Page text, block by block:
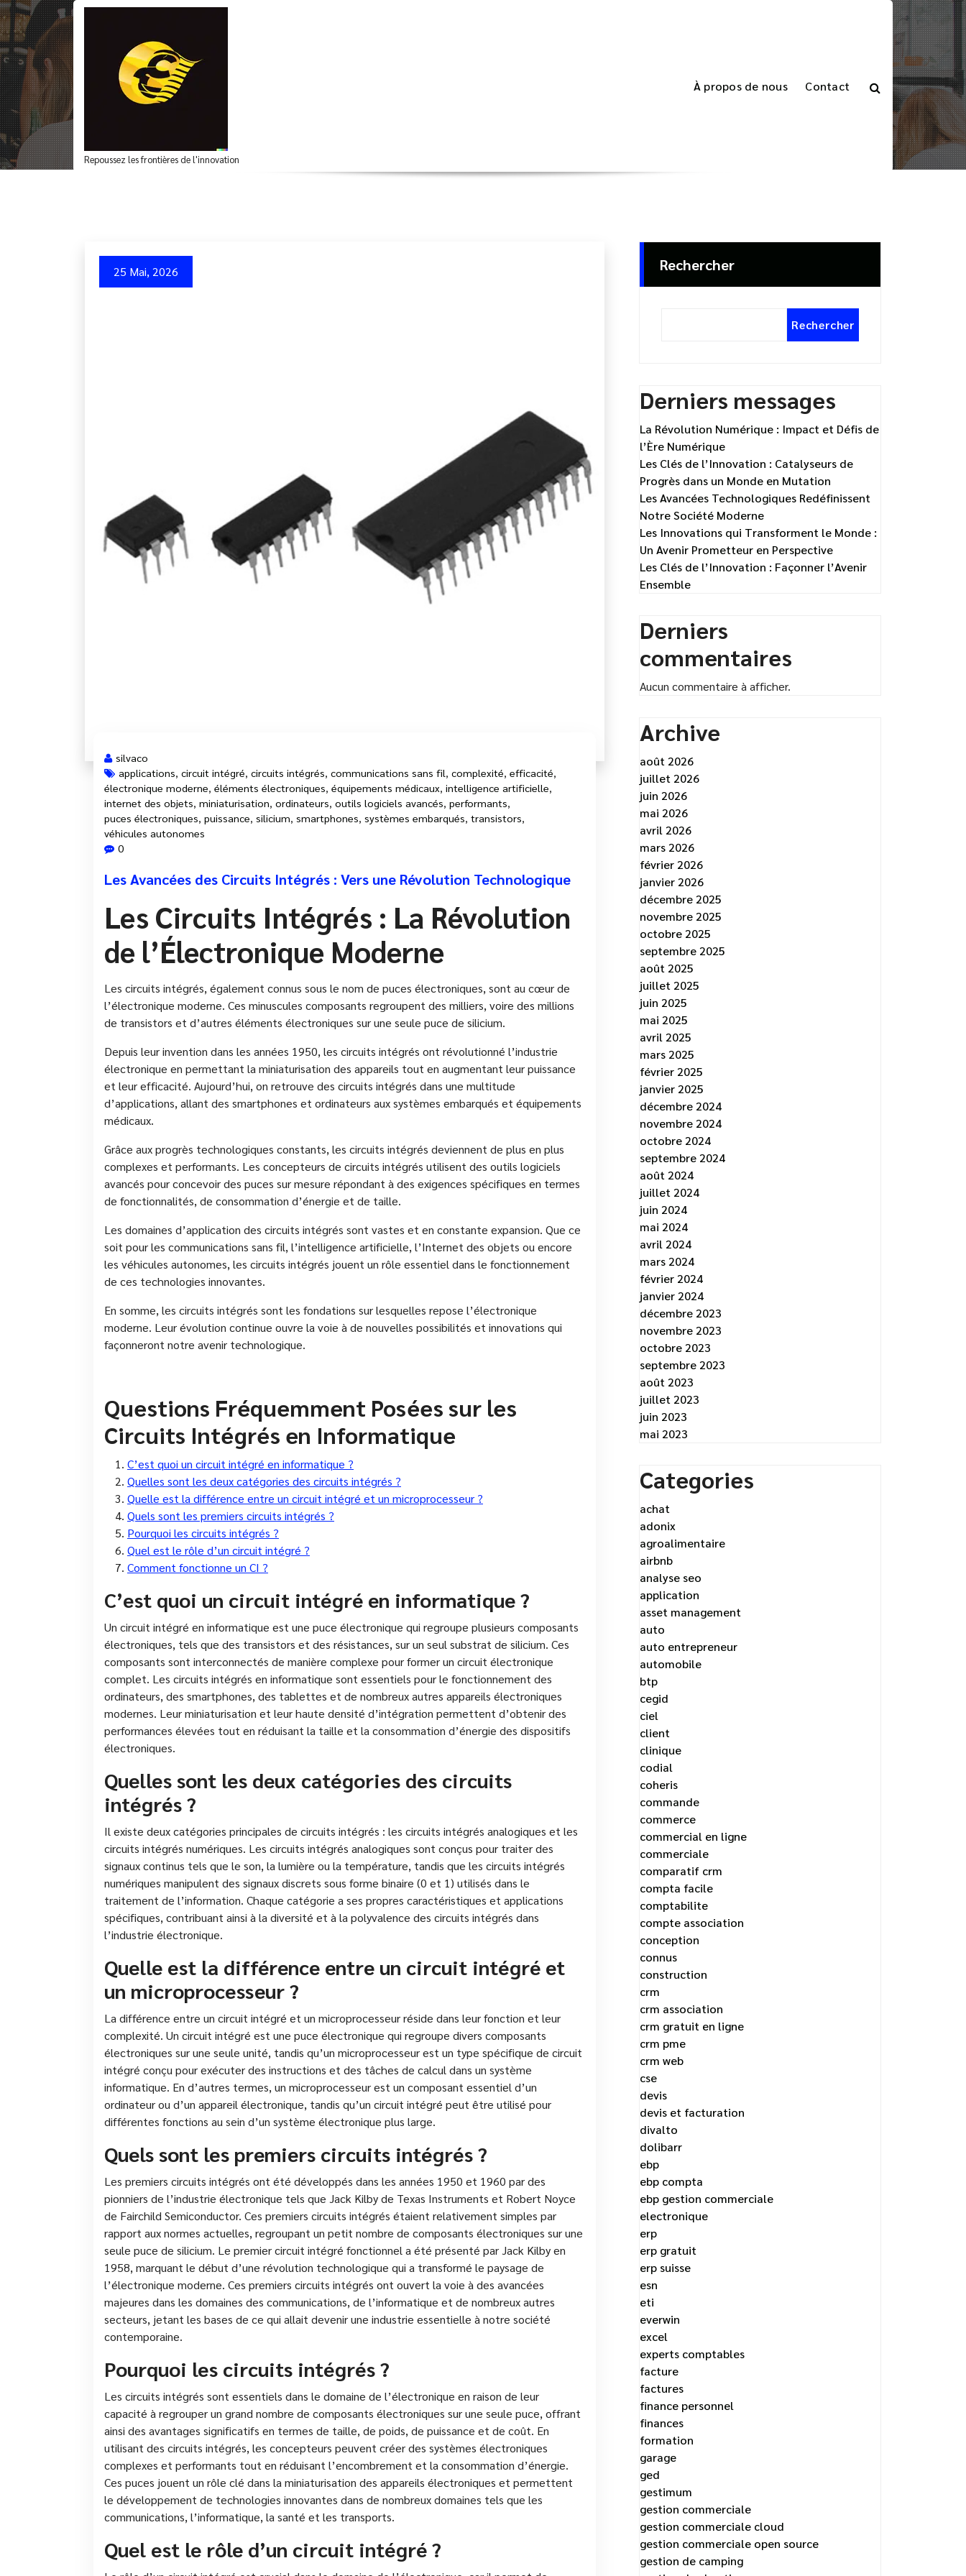
Aller
au
contenu
Repoussez les frontières de l'innovation
À propos de nous Contact
25 Mai, 2026
silvaco
applications, circuit intégré, circuits intégrés, communications sans fil, complexité, efficacité,
électronique moderne, éléments électroniques, équipements médicaux, intelligence artificielle,
internet des objets, miniaturisation, ordinateurs, outils logiciels avancés, performants,
puces électroniques, puissance, silicium, smartphones, systèmes embarqués, transistors,
véhicules autonomes
0
Les Avancées des Circuits Intégrés : Vers une Révolution Technologique
Les Circuits Intégrés : La Révolution
de l’Électronique Moderne
Les circuits intégrés, également connus sous le nom de puces électroniques, sont au cœur de
l’électronique moderne. Ces minuscules composants regroupent des milliers, voire des millions
de transistors et d’autres éléments électroniques sur une seule puce de silicium.
Depuis leur invention dans les années 1950, les circuits intégrés ont révolutionné l’industrie
électronique en permettant la miniaturisation des appareils tout en augmentant leur puissance
et leur efficacité. Aujourd’hui, on retrouve des circuits intégrés dans une multitude
d’applications, allant des smartphones et ordinateurs aux systèmes embarqués et équipements
médicaux.
Grâce aux progrès technologiques constants, les circuits intégrés deviennent de plus en plus
complexes et performants. Les concepteurs de circuits intégrés utilisent des outils logiciels
avancés pour concevoir des puces sur mesure répondant à des exigences spécifiques en termes
de fonctionnalités, de consommation d’énergie et de taille.
Les domaines d’application des circuits intégrés sont vastes et en constante expansion. Que ce
soit pour les communications sans fil, l’intelligence artificielle, l’Internet des objets ou encore
les véhicules autonomes, les circuits intégrés jouent un rôle essentiel dans le fonctionnement
de ces technologies innovantes.
En somme, les circuits intégrés sont les fondations sur lesquelles repose l’électronique
moderne. Leur évolution continue ouvre la voie à de nouvelles possibilités et innovations qui
façonneront notre avenir technologique.
Questions Fréquemment Posées sur les
Circuits Intégrés en Informatique
C’est quoi un circuit intégré en informatique ?
Quelles sont les deux catégories des circuits intégrés ?
Quelle est la différence entre un circuit intégré et un microprocesseur ?
Quels sont les premiers circuits intégrés ?
Pourquoi les circuits intégrés ?
Quel est le rôle d’un circuit intégré ?
Comment fonctionne un CI ?
C’est quoi un circuit intégré en informatique ?
Un circuit intégré en informatique est une puce électronique qui regroupe plusieurs composants
électroniques, tels que des transistors et des résistances, sur un seul substrat de silicium. Ces
composants sont interconnectés de manière complexe pour former un circuit électronique
complet. Les circuits intégrés en informatique sont essentiels pour le fonctionnement des
ordinateurs, des smartphones, des tablettes et de nombreux autres appareils électroniques
modernes. Leur miniaturisation et leur haute densité d’intégration permettent d’obtenir des
performances élevées tout en réduisant la taille et la consommation d’énergie des dispositifs
électroniques.
Quelles sont les deux catégories des circuits
intégrés ?
Il existe deux catégories principales de circuits intégrés : les circuits intégrés analogiques et les
circuits intégrés numériques. Les circuits intégrés analogiques sont conçus pour traiter des
signaux continus tels que le son, la lumière ou la température, tandis que les circuits intégrés
numériques manipulent des signaux discrets sous forme binaire (0 et 1) utilisés dans le
traitement de l’information. Chaque catégorie a ses propres caractéristiques et applications
spécifiques, contribuant ainsi à la diversité et à la polyvalence des circuits intégrés dans
l’industrie électronique.
Quelle est la différence entre un circuit intégré et
un microprocesseur ?
La différence entre un circuit intégré et un microprocesseur réside dans leur fonction et leur
complexité. Un circuit intégré est une puce électronique qui regroupe divers composants
électroniques sur une seule unité, tandis qu’un microprocesseur est un type spécifique de circuit
intégré conçu pour exécuter des instructions et des tâches de calcul dans un système
informatique. En d’autres termes, un microprocesseur est un composant essentiel d’un
ordinateur ou d’un appareil électronique, tandis qu’un circuit intégré peut être utilisé pour
différentes fonctions au sein d’un système électronique plus large.
Quels sont les premiers circuits intégrés ?
Les premiers circuits intégrés ont été développés dans les années 1950 et 1960 par des
pionniers de l’industrie électronique tels que Jack Kilby de Texas Instruments et Robert Noyce
de Fairchild Semiconductor. Ces premiers circuits intégrés étaient relativement simples par
rapport aux normes actuelles, regroupant un petit nombre de composants électroniques sur une
seule puce de silicium. Le premier circuit intégré fonctionnel a été présenté par Jack Kilby en
1958, marquant le début d’une révolution technologique qui a transformé le paysage de
l’électronique moderne. Ces premiers circuits intégrés ont ouvert la voie à des avancées
majeures dans les domaines des communications, de l’informatique et de nombreux autres
secteurs, jetant les bases de ce qui allait devenir une industrie essentielle à notre société
contemporaine.
Pourquoi les circuits intégrés ?
Les circuits intégrés sont essentiels dans le domaine de l’électronique en raison de leur
capacité à regrouper un grand nombre de composants électroniques sur une seule puce, offrant
ainsi des avantages significatifs en termes de taille, de poids, de puissance et de coût. En
utilisant des circuits intégrés, les concepteurs peuvent créer des systèmes électroniques
complexes et performants tout en réduisant l’encombrement et la consommation d’énergie.
Ces puces jouent un rôle clé dans la miniaturisation des appareils électroniques et permettent
le développement de technologies innovantes dans de nombreux domaines tels que les
communications, l’informatique, la santé et les transports.
Quel est le rôle d’un circuit intégré ?
Rechercher
Rechercher
Derniers messages
La Révolution Numérique : Impact et Défis de
l’Ère Numérique
Les Clés de l’Innovation : Catalyseurs de
Progrès dans un Monde en Mutation
Les Avancées Technologiques Redéfinissent
Notre Société Moderne
Les Innovations qui Transforment le Monde :
Un Avenir Prometteur en Perspective
Les Clés de l’Innovation : Façonner l’Avenir
Ensemble
Derniers
commentaires
Aucun commentaire à afficher.
Archive
août 2026
juillet 2026
juin 2026
mai 2026
avril 2026
mars 2026
février 2026
janvier 2026
décembre 2025
novembre 2025
octobre 2025
septembre 2025
août 2025
juillet 2025
juin 2025
mai 2025
avril 2025
mars 2025
février 2025
janvier 2025
décembre 2024
novembre 2024
octobre 2024
septembre 2024
août 2024
juillet 2024
juin 2024
mai 2024
avril 2024
mars 2024
février 2024
janvier 2024
décembre 2023
novembre 2023
octobre 2023
septembre 2023
août 2023
juillet 2023
juin 2023
mai 2023
Categories
achat
adonix
agroalimentaire
airbnb
analyse seo
application
asset management
auto
auto entrepreneur
automobile
btp
cegid
ciel
client
clinique
codial
coheris
commande
commerce
commercial en ligne
commerciale
comparatif crm
compta facile
comptabilite
compte association
conception
connus
construction
crm
crm association
crm gratuit en ligne
crm pme
crm web
cse
devis
devis et facturation
divalto
dolibarr
ebp
ebp compta
ebp gestion commerciale
electronique
erp
erp gratuit
erp suisse
esn
eti
everwin
excel
experts comptables
facture
factures
finance personnel
finances
formation
garage
ged
gestimum
gestion commerciale
gestion commerciale cloud
gestion commerciale open source
gestion de camping